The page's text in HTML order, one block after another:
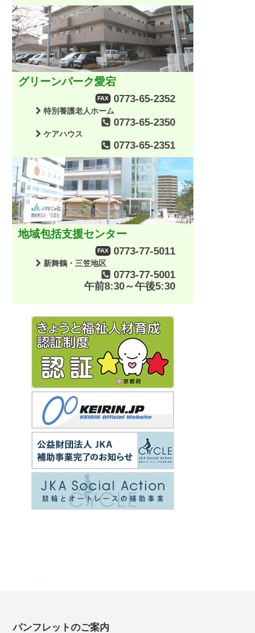
グリーンパーク愛宕
FAX 0773-65-2352
特別養護老人ホーム
0773-65-2350
ケアハウス
0773-65-2351
地域包括支援センター
FAX 0773-77-5011
新舞鶴・三笠地区
0773-77-5001
午前8:30～午後5:30
パンフレットのご案内